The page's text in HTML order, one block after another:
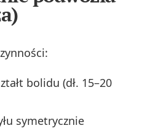
bolidu (dł. 15–20
symetrycznie